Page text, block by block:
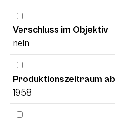
Verschluss im Objektiv
nein
Produktionszeitraum ab
1958